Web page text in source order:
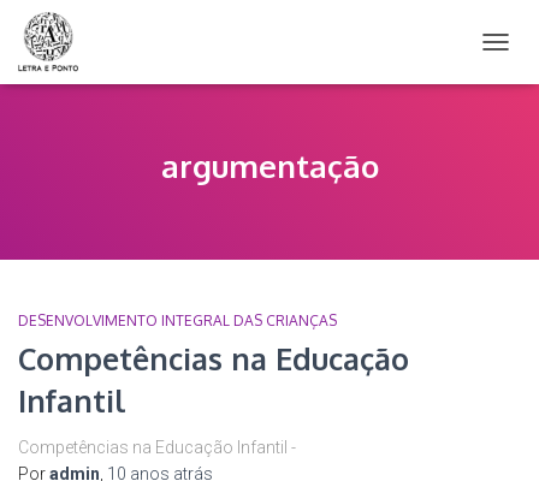
argumentação
DESENVOLVIMENTO INTEGRAL DAS CRIANÇAS
Competências na Educação
Infantil
Competências na Educação Infantil -
Poradmin 10 anos atrás